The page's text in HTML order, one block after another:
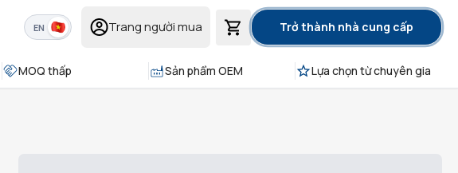
EN Trang người mua Trở thành nhà cung cấp
MOQ thấp Sản phẩm OEM Lựa chọn từ chuyên gia